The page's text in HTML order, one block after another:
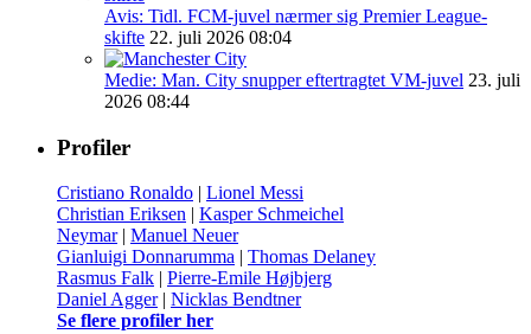
Avis: Tidl. FCM-juvel nærmer sig Premier League-
skifte 22. juli 2026 08:04
Medie: Man. City snupper eftertragtet VM-juvel 23. juli
2026 08:44
Profiler
Cristiano Ronaldo | Lionel Messi
Christian Eriksen | Kasper Schmeichel
Neymar| Manuel Neuer
Gianluigi Donnarumma | Thomas Delaney
Rasmus Falk | Pierre-Emile Højbjerg
Daniel Agger| Nicklas Bendtner
Se flere profiler her